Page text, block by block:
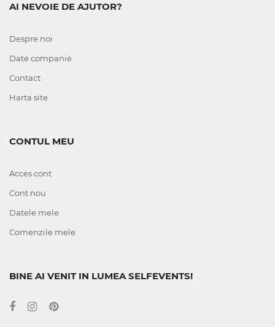
AI NEVOIE DE AJUTOR?
Despre noi
Date companie
Contact
Harta site
CONTUL MEU
Acces cont
Cont nou
Datele mele
Comenzile mele
BINE AI VENIT IN LUMEA SELFEVENTS!